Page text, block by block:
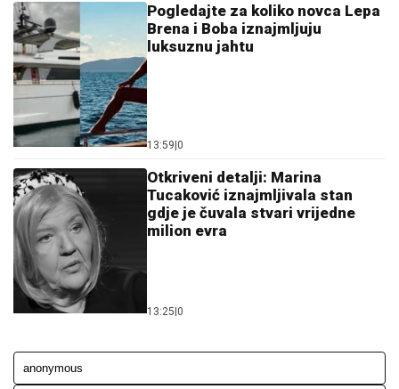
Pogledajte za koliko novca Lepa
Brena i Boba iznajmljuju
luksuznu jahtu
13:59 0
Otkriveni detalji: Marina
Tucaković iznajmljivala stan
gdje je čuvala stvari vrijedne
milion evra
13:25 0